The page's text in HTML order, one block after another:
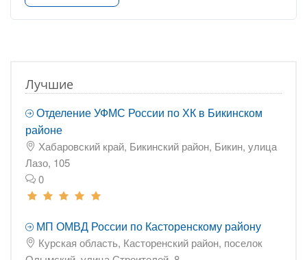
Лучшие
Отделение УФМС России по ХК в Бикинском
районе
Хабаровский край, Бикинский район, Бикин, улица
Лазо, 105
0
МП ОМВД России по Касторенскому району
Курская область, Касторенский район, поселок